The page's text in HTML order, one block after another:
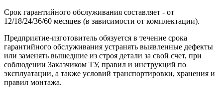
Срок гарантийного обслуживания составляет - от
12/18/24/36/60 месяцев (в зависимости от комплектации).
Предприятие-изготовитель обязуется в течение срока
гарантийного обслуживания устранять выявленные дефекты
или заменять вышедшие из строя детали за свой счет, при
соблюдении Заказчиком ТУ, правил и инструкций по
эксплуатации, а также условий транспортировки, хранения и
правил монтажа.